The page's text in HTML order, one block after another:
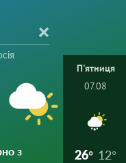
з
П'ятниця
07.08
26° 12°